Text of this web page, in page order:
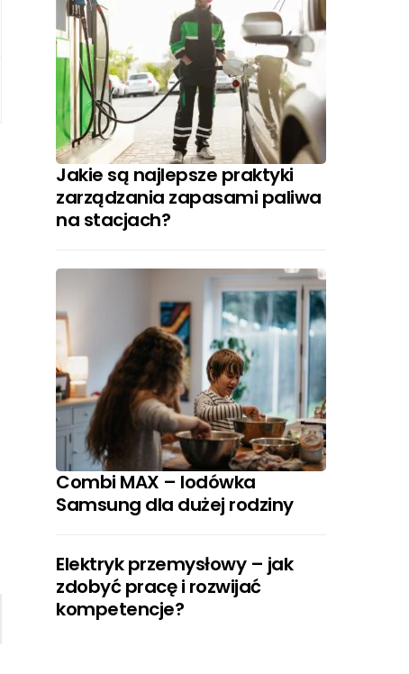
Jakie są najlepsze praktyki
zarządzania zapasami paliwa
na stacjach?
Combi MAX – lodówka
Samsung dla dużej rodziny
Elektryk przemysłowy – jak
zdobyć pracę i rozwijać
kompetencje?